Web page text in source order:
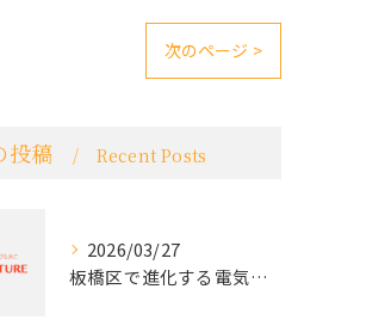
次のページ >
投稿 Recent Posts
2026/03/27
板橋区で進化する電気工事と最新コンセント交換技術